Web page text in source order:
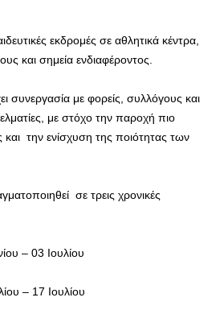
εκδρομές σε αθλητικά κέντρα,
και σημεία ενδιαφέροντος.
συνεργασία με φορείς, συλλόγους και
με στόχο την παροχή πιο
και την ενίσχυση της ποιότητας των
σε τρεις χρονικές
– 03 Ιουλίου
– 17 Ιουλίου